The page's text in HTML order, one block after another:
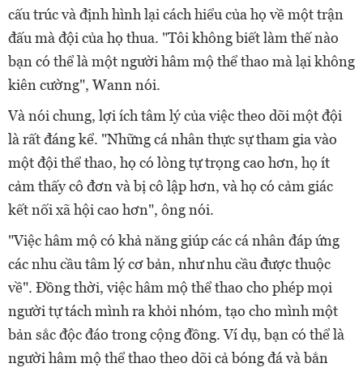
cấu trúc và định hình lại cách hiểu của họ về một trận
đấu mà đội của họ thua. "Tôi không biết làm thế nào
bạn có thể là một người hâm mộ thể thao mà lại không
kiên cường", Wann nói.
Và nói chung, lợi ích tâm lý của việc theo dõi một đội
là rất đáng kể. "Những cá nhân thực sự tham gia vào
một đội thể thao, họ có lòng tự trọng cao hơn, họ ít
cảm thấy cô đơn và bị cô lập hơn, và họ có cảm giác
kết nối xã hội cao hơn", ông nói.
"Việc hâm mộ có khả năng giúp các cá nhân đáp ứng
các nhu cầu tâm lý cơ bản, như nhu cầu được thuộc
về". Đồng thời, việc hâm mộ thể thao cho phép mọi
người tự tách mình ra khỏi nhóm, tạo cho mình một
bản sắc độc đáo trong cộng đồng. Ví dụ, bạn có thể là
người hâm mộ thể thao theo dõi cả bóng đá và bắn